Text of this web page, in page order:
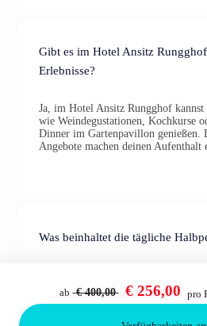
Gibt es im Hotel Ansitz
Erlebnisse?
Ja, im Hotel Ansitz Rungghof
wie Weindegustationen, Kochkurse
Dinner im Gartenpavillon genießen.
Angebote machen deinen Aufenthalt
Was beinhaltet die tägliche
und ein 4-Gänge-Degustationsmenü
ab € 400,00 € 256,00 pro